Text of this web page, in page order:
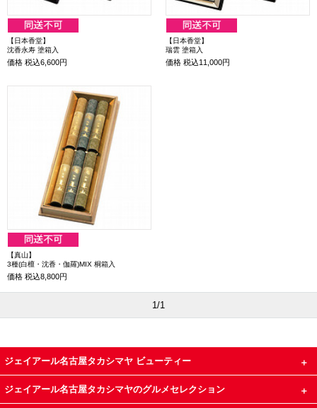
【日本香堂】
沈香永寿 塗箱入
価格 税込6,600円
【日本香堂】
瑞雲 塗箱入
価格 税込11,000円
【真山】
3種(白檀・沈香・伽羅)MIX 桐箱入
価格 税込8,800円
1/1
ジェイアール名古屋タカシマヤ ビューティー
ジェイアール名古屋タカシマヤのグルメセレクション